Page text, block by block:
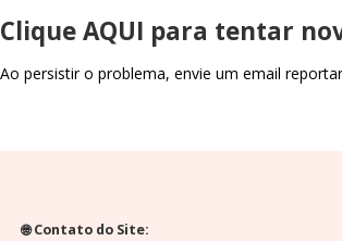
Clique AQUI para tentar
Ao persistir o problema, envie um email
🌐 Contato do Site: